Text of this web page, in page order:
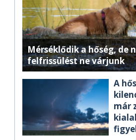
Mérséklődik a hőség, de
felfrissülést ne várjunk
A
már